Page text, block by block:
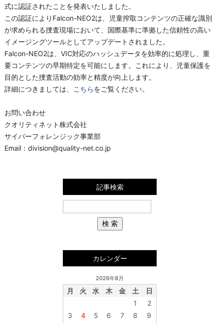
式に認証されたことを発表いたしました。
この認証によりFalcon-NEO2は、児童搾取コンテンツの正確な識別
が求められる捜査現場において、国際基準に準拠した信頼性の高い
イメージングツールとしてアップデートされました。
Falcon-NEO2は、VIC対応のハッシュデータを効率的に処理し、重
要コンテンツの早期特定を可能にします。これにより、児童保護を
目的とした捜査活動の効率と精度が向上します。
詳細につきましては、
こちらをご覧ください。
お問い合わせ
クオリティネット株式会社
サイバーフォレンジック事業部
Email：division@quality-net.co.jp
記事検索
カレンダー
2026年8月
月 火 水 木 金 土 日
1
2
3
4 5 6 7 8
9